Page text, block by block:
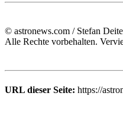
© astronews.com / Stefan
Alle Rechte vorbehalten.
URL dieser Seite: https://